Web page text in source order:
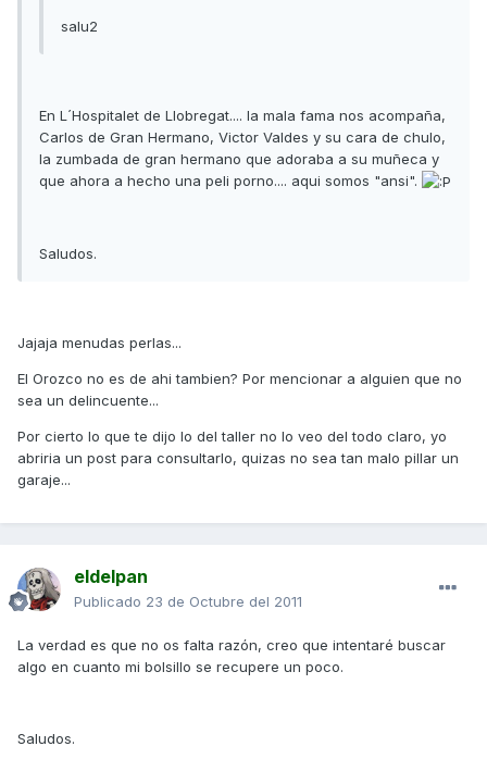
salu2
En L´Hospitalet de Llobregat.... la mala fama nos acompaña,
Carlos de Gran Hermano, Victor Valdes y su cara de chulo,
la zumbada de gran hermano que adoraba a su muñeca y
que ahora a hecho una peli porno.... aqui somos "ansi".
Saludos.
Jajaja menudas perlas...
El Orozco no es de ahi tambien? Por mencionar a alguien que no
sea un delincuente...
Por cierto lo que te dijo lo del taller no lo veo del todo claro, yo
abriria un post para consultarlo, quizas no sea tan malo pillar un
garaje...
eldelpan
Publicado 23 de Octubre del 2011
La verdad es que no os falta razón, creo que intentaré buscar
algo en cuanto mi bolsillo se recupere un poco.
Saludos.